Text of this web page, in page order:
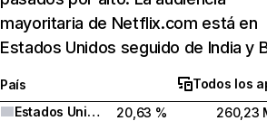
mayoritaria de Netflix.com está en
Estados Unidos seguido de India y
País
Todos los
Estados Unidos
20,63 %
260,23